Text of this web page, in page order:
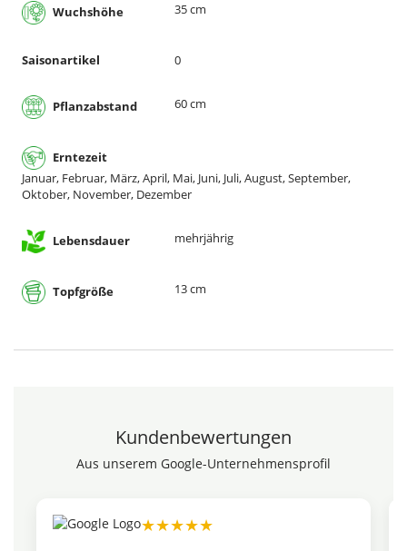
Wuchshöhe 35 cm
Saisonartikel 0
Pflanzabstand 60 cm
Erntezeit
Januar, Februar, März, April, Mai, Juni, Juli, August, September,
Oktober, November, Dezember
Lebensdauer mehrjährig
Topfgröße 13 cm
Kundenbewertungen
Aus unserem Google-Unternehmensprofil
★★★★★